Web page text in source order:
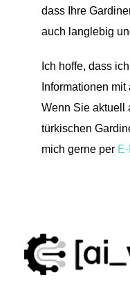
dass Ihre
auch langlebig
Ich hoffe, dass
Informationen
Wenn Sie aktuell
türkischen
mich gerne per